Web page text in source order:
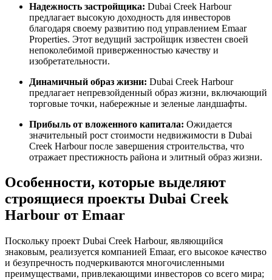
Надежность застройщика: Dubai Creek Harbour
предлагает высокую доходность для инвесторов
благодаря своему развитию под управлением Emaar
Properties. Этот ведущий застройщик известен своей
непоколебимой приверженностью качеству и
изобретательности.
Динамичный образ жизни: Dubai Creek Harbour
предлагает непревзойденный образ жизни, включающий
торговые точки, набережные и зеленые ландшафты.
Прибыль от вложенного капитала: Ожидается
значительный рост стоимости недвижимости в Dubai
Creek Harbour после завершения строительства, что
отражает престижность района и элитный образ жизни.
Особенности, которые выделяют
строящиеся проекты Dubai Creek
Harbour от Emaar
Поскольку проект Dubai Creek Harbour, являющийся
знаковым, реализуется компанией Emaar, его высокое качество
и безупречность подчеркиваются многочисленными
преимуществами, привлекающими инвесторов со всего мира;